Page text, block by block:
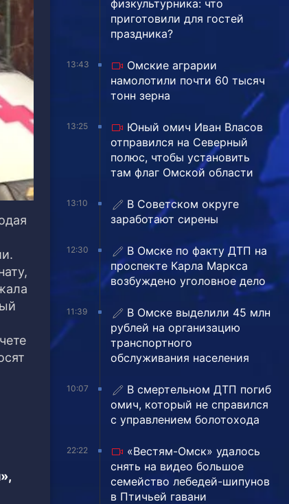
физкультурника: что
приготовили для гостей
праздника?
13:43
Омские аграрии
намолотили почти 60 тысяч
тонн зерна
13:25
Юный омич Иван Власов
отправился на Северный
полюс, чтобы установить
там флаг Омской области
13:10
В Советском округе
заработают сирены
12:30
В Омске по факту ДТП на
проспекте Карла Маркса
возбуждено уголовное дело
11:39
В Омске выделили 45 млн
рублей на организацию
транспортного
обслуживания населения
10:07
В смертельном ДТП погиб
омич, который не справился
с управлением болотохода
22:22
«Вестям-Омск» удалось
снять на видео большое
семейство лебедей-шипунов
в Птичьей гавани